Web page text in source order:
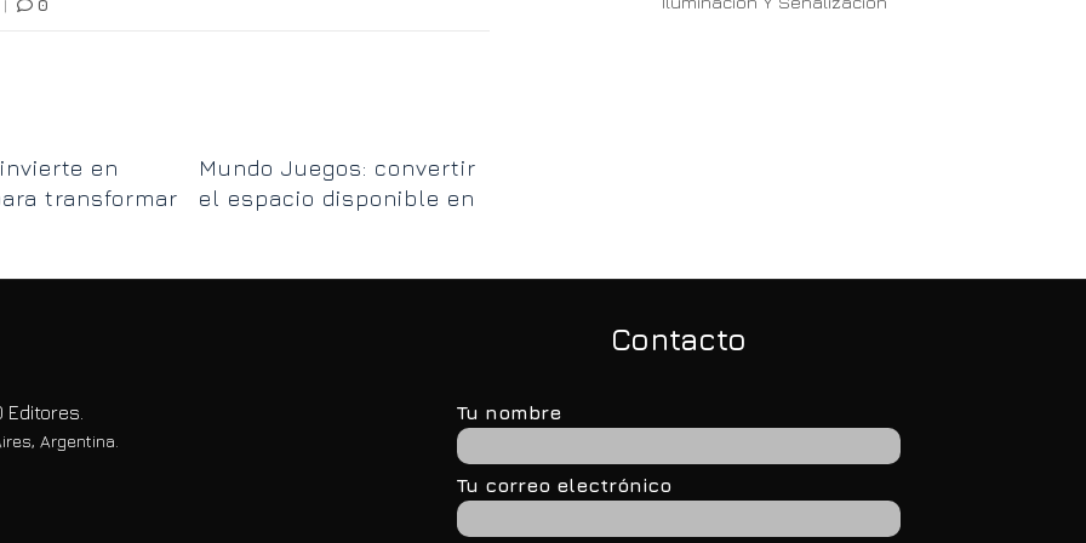
| 0
en
transformar
Mundo Juegos: convertir
el espacio disponible en
Editores.
Argentina.
Contacto
Tu nombre
Tu correo electrónico